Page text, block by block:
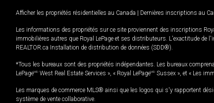
Afficher les propriétés résidentielles au Canada | Dernières inscriptions au
Les informations des propriétés sur ce site proviennent des inscriptions
immobilières autres que Royal LePage et ses distributeurs. L'exactitude de
REALTOR.ca Installation de distribution de données (SDD®).
*Tous les bureaux sont des propriétés indépendantes. Les bureaux
LePageMD West Real Estate Services », « Royal LePageMD Sussex », et « Les
Les marques de commerce MLS® ainsi que les logos qui s'y rapportent
système de vente collaborative.